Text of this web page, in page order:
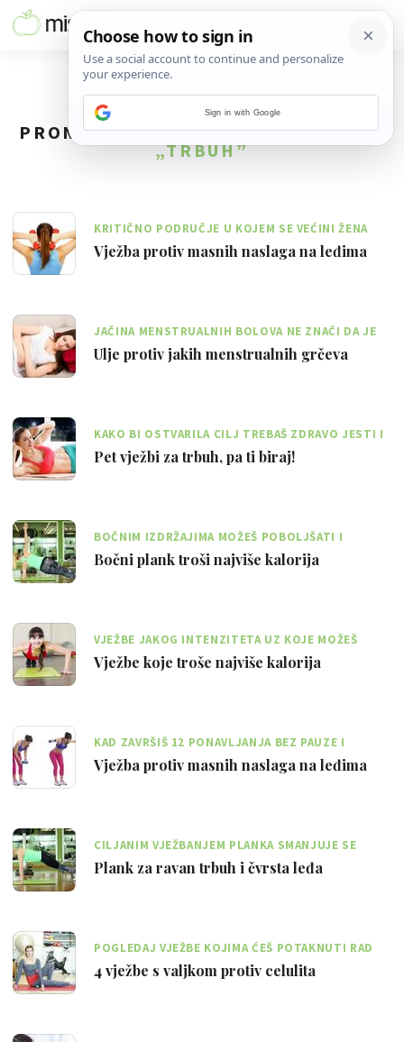
PRONAĐENO113REZULTATA ZA TAG
„TRBUH”
KRITIČNO PODRUČJE U KOJEM SE VEĆINI ŽENA
NAKUPLJAJU MASNE NASLAGE SU LEĐA
Vježba protiv masnih naslaga na leđima
JAČINA MENSTRUALNIH BOLOVA NE ZNAČI DA JE
NJIHOV UZROK OZBILJAN I OBRNUTO
Ulje protiv jakih menstrualnih grčeva
KAKO BI OSTVARILA CILJ TREBAŠ ZDRAVO JESTI I
RADITI CILJANE VJEŽBE
Pet vježbi za trbuh, pa ti biraj!
BOČNIM IZDRŽAJIMA MOŽEŠ POBOLJŠATI I
FLEKSIBILNOST MIŠIĆA S BOČNE STRANE TIJELA
Bočni plank troši najviše kalorija
VJEŽBE JAKOG INTENZITETA UZ KOJE MOŽEŠ
SAGORIJETI KALORIJE I UČVRSTITI TRBUH
Vježbe koje troše najviše kalorija
KAD ZAVRŠIŠ 12 PONAVLJANJA BEZ PAUZE I
ODMARANJA MIŠIĆA PREĐI NA SLJEDEĆU VJEŽBU
Vježba protiv masnih naslaga na leđima
CILJANIM VJEŽBANJEM PLANKA SMANJUJE SE
POTKOŽNO MASNO TKIVO
Plank za ravan trbuh i čvrsta leđa
POGLEDAJ VJEŽBE KOJIMA ĆEŠ POTAKNUTI RAD
LIMFE I POBOLJŠATI CIRKULACIJU
4 vježbe s valjkom protiv celulita
Sign in with Google